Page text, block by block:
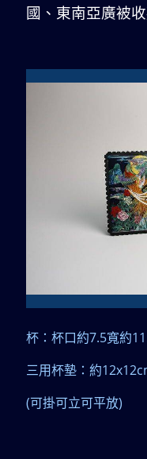
國、東南亞廣被收
杯：杯口約7.5寬約
三用杯墊：約
(可掛可立可平放)